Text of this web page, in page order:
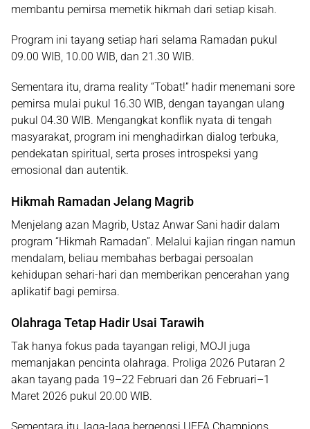
membantu pemirsa memetik hikmah dari setiap kisah.
Program ini tayang setiap hari selama Ramadan pukul
09.00 WIB, 10.00 WIB, dan 21.30 WIB.
Sementara itu, drama reality “Tobat!” hadir menemani sore
pemirsa mulai pukul 16.30 WIB , dengan tayangan ulang
pukul 04.30 WIB. Mengangkat konflik nyata di tengah
masyarakat, program ini menghadirkan dialog terbuka,
pendekatan spiritual, serta proses introspeksi yang
emosional dan autentik.
Hikmah Ramadan Jelang Magrib
Menjelang azan Magrib, Ustaz Anwar Sani hadir dalam
program “Hikmah Ramadan”. Melalui kajian ringan namun
mendalam, beliau membahas berbagai persoalan
kehidupan sehari-hari dan memberikan pencerahan yang
aplikatif bagi pemirsa.
Olahraga Tetap Hadir Usai Tarawih
Tak hanya fokus pada tayangan religi, MOJI juga
memanjakan pencinta olahraga. Proliga 2026 Putaran 2
akan tayang pada 19–22 Februari dan 26 Februari–1
Maret 2026 pukul 20.00 WIB.
Sementara itu, laga-laga bergengsi UEFA Champions